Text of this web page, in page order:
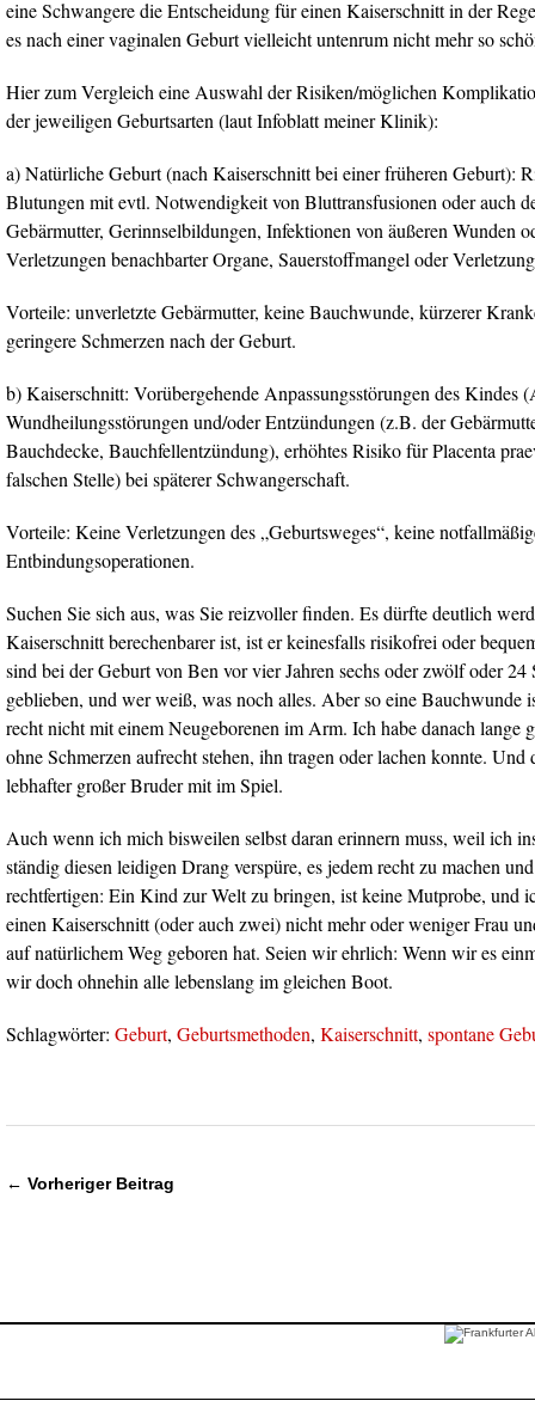
eine Schwangere die Entscheidung für einen Kaiserschnitt in der
es nach einer vaginalen Geburt vielleicht untenrum nicht mehr so
Hier zum Vergleich eine Auswahl der Risiken/möglichen
der jeweiligen Geburtsarten (laut Infoblatt meiner Klinik):
a) Natürliche Geburt (nach Kaiserschnitt bei einer früheren Geburt):
Blutungen mit evtl. Notwendigkeit von Bluttransfusionen oder auch
Gebärmutter, Gerinnselbildungen, Infektionen von äußeren Wunden
Verletzungen benachbarter Organe, Sauerstoffmangel oder
Vorteile: unverletzte Gebärmutter, keine Bauchwunde, kürzerer
geringere Schmerzen nach der Geburt.
b) Kaiserschnitt: Vorübergehende Anpassungsstörungen des Kindes
Wundheilungsstörungen und/oder Entzündungen (z.B. der
Bauchdecke, Bauchfellentzündung), erhöhtes Risiko für Placenta
falschen Stelle) bei späterer Schwangerschaft.
Vorteile: Keine Verletzungen des „Geburtsweges“, keine
Entbindungsoperationen.
Suchen Sie sich aus, was Sie reizvoller finden. Es dürfte deutlich
Kaiserschnitt berechenbarer ist, ist er keinesfalls risikofrei oder
sind bei der Geburt von Ben vor vier Jahren sechs oder zwölf oder 24
geblieben, und wer weiß, was noch alles. Aber so eine Bauchwunde
recht nicht mit einem Neugeborenen im Arm. Ich habe danach lange
ohne Schmerzen aufrecht stehen, ihn tragen oder lachen konnte. Und
lebhafter großer Bruder mit im Spiel.
Auch wenn ich mich bisweilen selbst daran erinnern muss, weil ich
ständig diesen leidigen Drang verspüre, es jedem recht zu machen
rechtfertigen: Ein Kind zur Welt zu bringen, ist keine Mutprobe, und
einen Kaiserschnitt (oder auch zwei) nicht mehr oder weniger Frau
auf natürlichem Weg geboren hat. Seien wir ehrlich: Wenn wir es
wir doch ohnehin alle lebenslang im gleichen Boot.
Schlagwörter: Geburt, Geburtsmethoden, Kaiserschnitt, spontane
← Vorheriger Beitrag